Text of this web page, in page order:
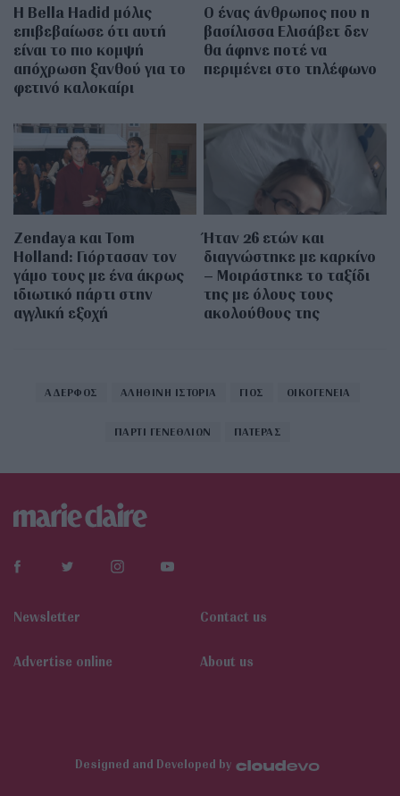
Η Bella Hadid μόλις
επιβεβαίωσε ότι αυτή
είναι το πιο κομψή
απόχρωση ξανθού για το
φετινό καλοκαίρι
Ο ένας άνθρωπος που η
βασίλισσα Ελισάβετ δεν
θα άφηνε ποτέ να
περιμένει στο τηλέφωνο
Zendaya και Tom
Holland: Γιόρτασαν τον
γάμο τους με ένα άκρως
ιδιωτικό πάρτι στην
αγγλική εξοχή
Ήταν 26 ετών και
διαγνώστηκε με καρκίνο
– Μοιράστηκε το ταξίδι
της με όλους τους
ακολούθους της
ΑΔΕΡΦΟΣ ΑΛΗΘΙΝΗ ΙΣΤΟΡΙΑ ΓΙΟΣ ΟΙΚΟΓΕΝΕΙΑ
ΠΑΡΤΙ ΓΕΝΕΘΛΙΩΝ ΠΑΤΕΡΑΣ
Newsletter Contact us
Αdvertise online About us
Designed and Developed by